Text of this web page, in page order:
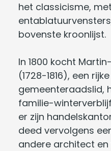
het classicisme,
bovenste kroonlijst.
In 1800 kocht
(1728-1816), een
gemeenteraadslid,
familie-
er zijn
deed vervolgens
andere architect en